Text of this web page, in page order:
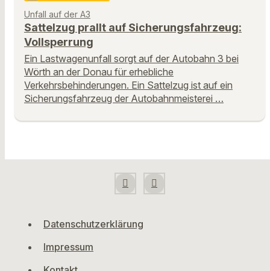
Unfall auf der A3
Sattelzug prallt auf Sicherungsfahrzeug:
Vollsperrung
Ein Lastwagenunfall sorgt auf der Autobahn 3 bei
Wörth an der Donau für erhebliche
Verkehrsbehinderungen. Ein Sattelzug ist auf ein
Sicherungsfahrzeug der Autobahnmeisterei …
Datenschutzerklärung
Impressum